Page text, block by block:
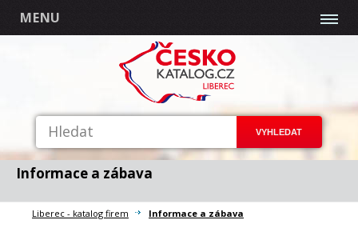
MENU
Informace a zábava
Liberec - katalog firem Informace a zábava